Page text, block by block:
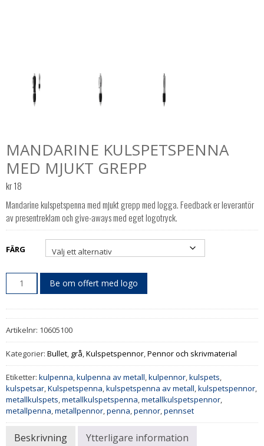
MANDARINE KULSPETSPENNA
MED MJUKT GREPP
kr18
Mandarine kulspetspenna med mjukt grepp med logga. Feedback er leverantör
av presentreklam och give-aways med eget logotryck.
FÄRG
Be om offert med logo
Artikelnr: 10605100
Kategorier: Bullet grå Kulspetspennor Pennor och skrivmaterial
Etiketter: kulpenna kulpenna av metall kulpennor kulspets
kulspetsar Kulspetspenna kulspetspenna av metall kulspetspennor
metallkulspets metallkulspetspenna metallkulspetspennor
metallpenna metallpennor penna pennor pennset
Beskrivning Ytterligare information